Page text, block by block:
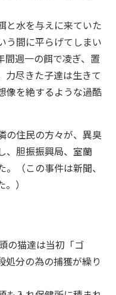
と水を与えに来ていた
う間に平らげてしまい
間週一の餌で凌ぎ、置
力尽きた子達は生きて
像を絶するような過酷
の住民の方々が、異臭
、胆振振興局、室蘭
（この事件は新聞、
）
の猫達は当初「ゴ
処分の為の捕獲が繰り